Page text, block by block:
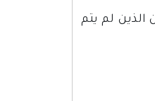
عدد السكان الذين لم يتم